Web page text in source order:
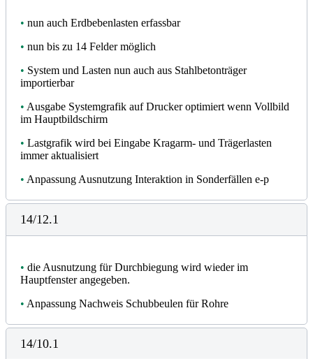
• nun auch Erdbebenlasten erfassbar
• nun bis zu 14 Felder möglich
• System und Lasten nun auch aus Stahlbetonträger
importierbar
• Ausgabe Systemgrafik auf Drucker optimiert wenn Vollbild
im Hauptbildschirm
• Lastgrafik wird bei Eingabe Kragarm- und Trägerlasten
immer aktualisiert
• Anpassung Ausnutzung Interaktion in Sonderfällen e-p
14/12.1
• die Ausnutzung für Durchbiegung wird wieder im
Hauptfenster angegeben.
• Anpassung Nachweis Schubbeulen für Rohre
14/10.1